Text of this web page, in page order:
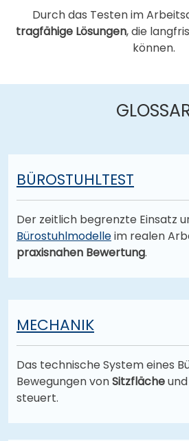
Durch das Testen im
tragfähige Lösungen, die
können.
BÜROSTUHLTEST
Der zeitlich begrenzte Einsatz
Bürostuhlmodelleim realen
praxisnahen Bewertung.
MECHANIK
Das technische System eines
Bewegungen vonSitzflächeund
steuert.